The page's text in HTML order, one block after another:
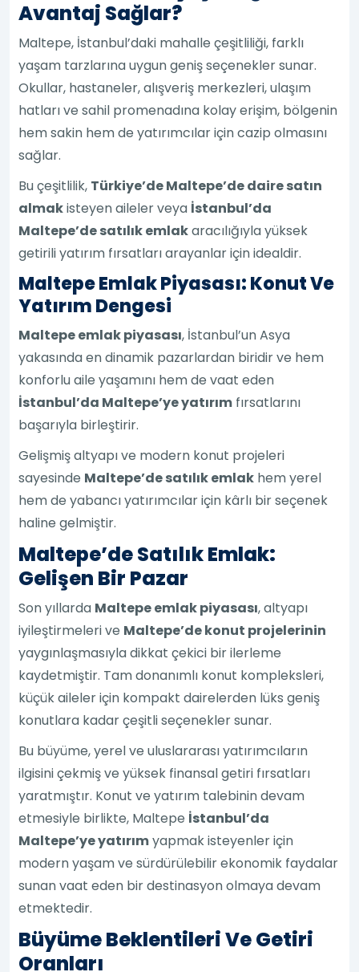
Avantaj Sağlar?
Maltepe, İstanbul’daki mahalle çeşitliliği, farklı
yaşam tarzlarına uygun geniş seçenekler sunar.
Okullar, hastaneler, alışveriş merkezleri, ulaşım
hatları ve sahil promenadına kolay erişim, bölgenin
hem sakin hem de yatırımcılar için cazip olmasını
sağlar.
Bu çeşitlilik, Türkiye’de Maltepe’de daire satın
almakisteyen aileler veya İstanbul’da
Maltepe’de satılık emlakaracılığıyla yüksek
getirili yatırım fırsatları arayanlar için idealdir.
Maltepe Emlak Piyasası: Konut Ve
Yatırım Dengesi
Maltepe emlak piyasası, İstanbul’un Asya
yakasında en dinamik pazarlardan biridir ve hem
konforlu aile yaşamını hem de vaat eden
İstanbul’da Maltepe’ye yatırım fırsatlarını
başarıyla birleştirir.
Gelişmiş altyapı ve modern konut projeleri
sayesinde Maltepe’de satılık emlak hem yerel
hem de yabancı yatırımcılar için kârlı bir seçenek
haline gelmiştir.
Maltepe’de Satılık Emlak:
Gelişen Bir Pazar
Son yıllarda Maltepe emlak piyasası, altyapı
iyileştirmeleri ve Maltepe’de konut projelerinin
yaygınlaşmasıyla dikkat çekici bir ilerleme
kaydetmiştir. Tam donanımlı konut kompleksleri,
küçük aileler için kompakt dairelerden lüks geniş
konutlara kadar çeşitli seçenekler sunar.
Bu büyüme, yerel ve uluslararası yatırımcıların
ilgisini çekmiş ve yüksek finansal getiri fırsatları
yaratmıştır. Konut ve yatırım talebinin devam
etmesiyle birlikte, Maltepe İstanbul’da
Maltepe’ye yatırımyapmak isteyenler için
modern yaşam ve sürdürülebilir ekonomik faydalar
sunan vaat eden bir destinasyon olmaya devam
etmektedir.
Büyüme Beklentileri Ve Getiri
Oranları